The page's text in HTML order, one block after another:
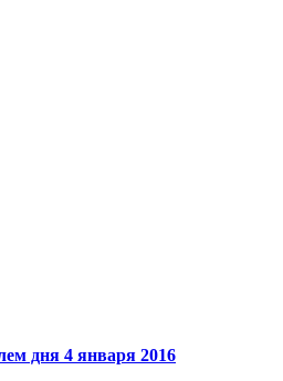
дня 4 января 2016